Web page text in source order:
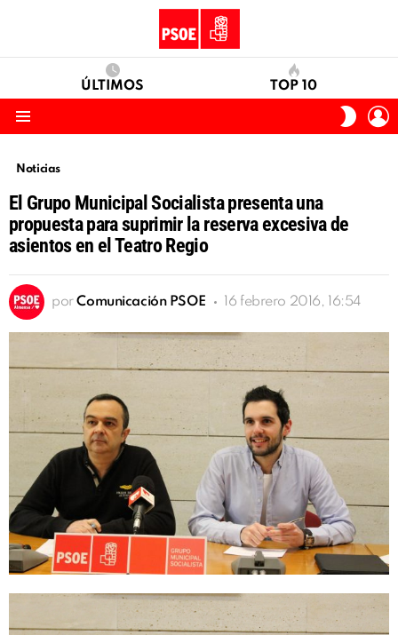
ÚLTIMOS TOP 10
SKIN
Noticias
El Grupo Municipal Socialista presenta una
propuesta para suprimir la reserva excesiva de
asientos en el Teatro Regio
por Comunicación PSOE 16 febrero 2016, 16:54